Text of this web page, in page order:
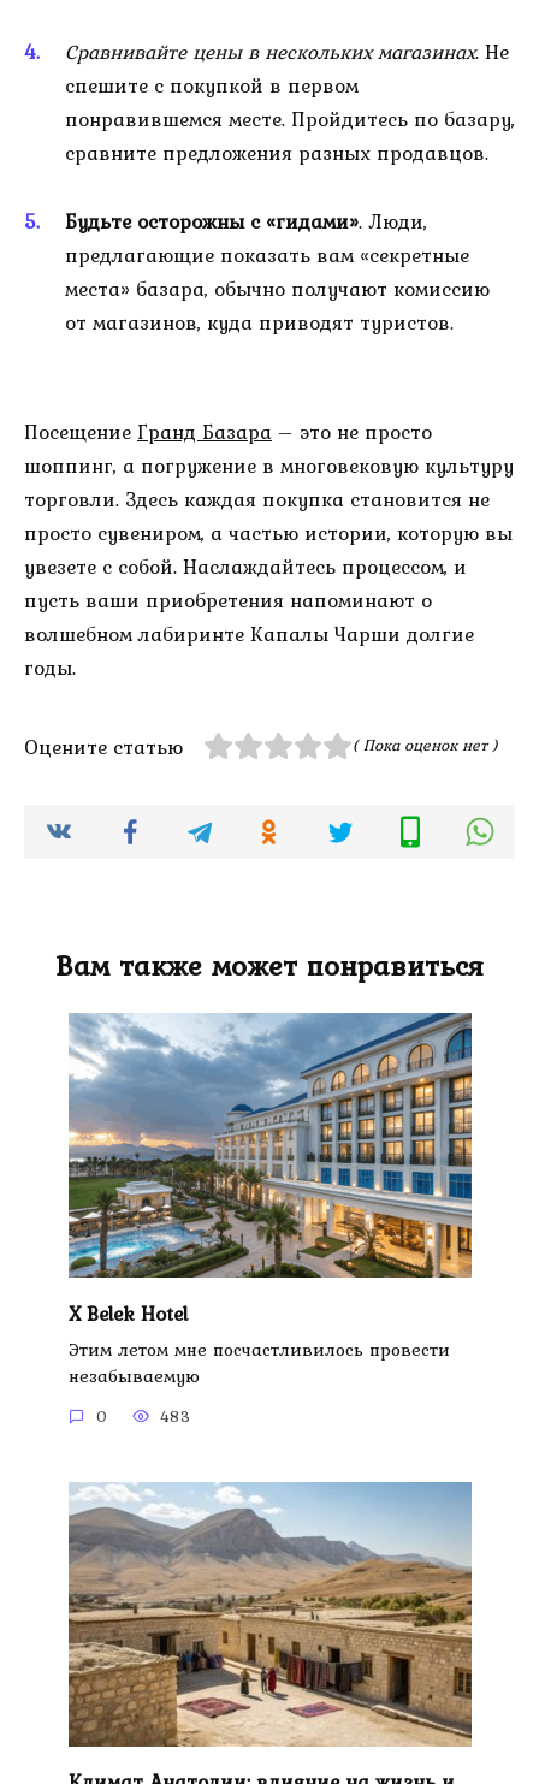
Сравнивайте цены в нескольких магазинах. Не
спешите с покупкой в первом
понравившемся месте. Пройдитесь по базару,
сравните предложения разных продавцов.
Будьте осторожны с «гидами». Люди,
предлагающие показать вам «секретные
места» базара, обычно получают комиссию
от магазинов, куда приводят туристов.
Посещение Гранд Базара – это не просто
шоппинг, а погружение в многовековую культуру
торговли. Здесь каждая покупка становится не
просто сувениром, а частью истории, которую вы
увезете с собой. Наслаждайтесь процессом, и
пусть ваши приобретения напоминают о
волшебном лабиринте Капалы Чарши долгие
годы.
Оцените статью ( Пока оценок нет )
Вам также может понравиться
X Belek Hotel
Этим летом мне посчастливилось провести
незабываемую
0 483